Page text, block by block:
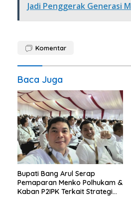
Jadi Penggerak Generasi
Komentar
Baca Juga
Bupati Bang Arul Serap
Pemaparan Menko Polhukam &
Kaban P2IPK Terkait Strategi